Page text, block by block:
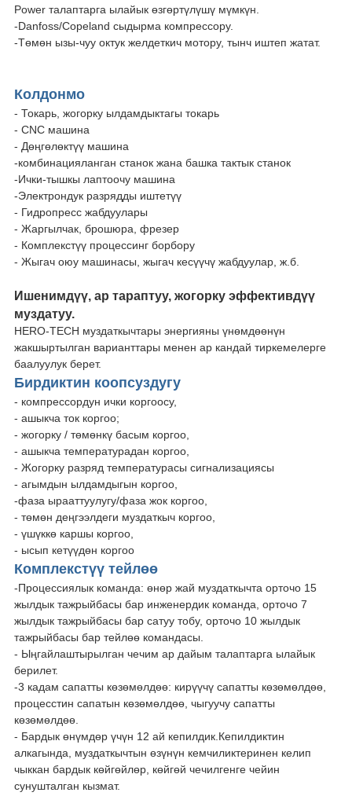
Power талаптарга ылайык өзгөртүлүшү мүмкүн.
-Danfoss/Copeland сыдырма компрессору.
-Төмөн ызы-чуу октук желдеткич мотору, тынч иштеп жатат.
Колдонмо
- Токарь, жогорку ылдамдыктагы токарь
- CNC машина
- Дөңгөлөктүү машина
-комбинацияланган станок жана башка тактык станок
-Ички-тышкы лаптоочу машина
-Электрондук разрядды иштетүү
- Гидропресс жабдуулары
- Жаргылчак, брошюра, фрезер
- Комплекстүү процессинг борбору
- Жыгач оюу машинасы, жыгач кесүүчү жабдуулар, ж.б.
Ишенимдүү, ар тараптуу, жогорку эффективдүү
муздатуу.
HERO-TECH муздаткычтары энергияны үнөмдөөнүн
жакшыртылган варианттары менен ар кандай тиркемелерге
баалуулук берет.
Бирдиктин коопсуздугу
- компрессордун ички коргоосу,
- ашыкча ток коргоо;
- жогорку / төмөнкү басым коргоо,
- ашыкча температурадан коргоо,
- Жогорку разряд температурасы сигнализациясы
- агымдын ылдамдыгын коргоо,
-фаза ырааттуулугу/фаза жок коргоо,
- төмөн деңгээлдеги муздаткыч коргоо,
- үшүккө каршы коргоо,
- ысып кетүүдөн коргоо
Комплекстүү тейлөө
-Процессиялык команда: өнөр жай муздаткычта орточо 15
жылдык тажрыйбасы бар инженердик команда, орточо 7
жылдык тажрыйбасы бар сатуу тобу, орточо 10 жылдык
тажрыйбасы бар тейлөө командасы.
- Ыңгайлаштырылган чечим ар дайым талаптарга ылайык
берилет.
-3 кадам сапатты көзөмөлдөө: кирүүчү сапатты көзөмөлдөө,
процесстин сапатын көзөмөлдөө, чыгуучу сапатты
көзөмөлдөө.
- Бардык өнүмдөр үчүн 12 ай кепилдик.Кепилдиктин
алкагында, муздаткычтын өзүнүн кемчиликтеринен келип
чыккан бардык көйгөйлөр, көйгөй чечилгенге чейин
сунушталган кызмат.